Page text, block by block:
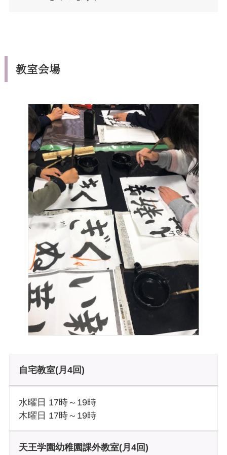
教室会場
自宅教室(月4回)
水曜日 17時～19時
木曜日 17時～19時
天王学園幼稚園課外教室(月4回)